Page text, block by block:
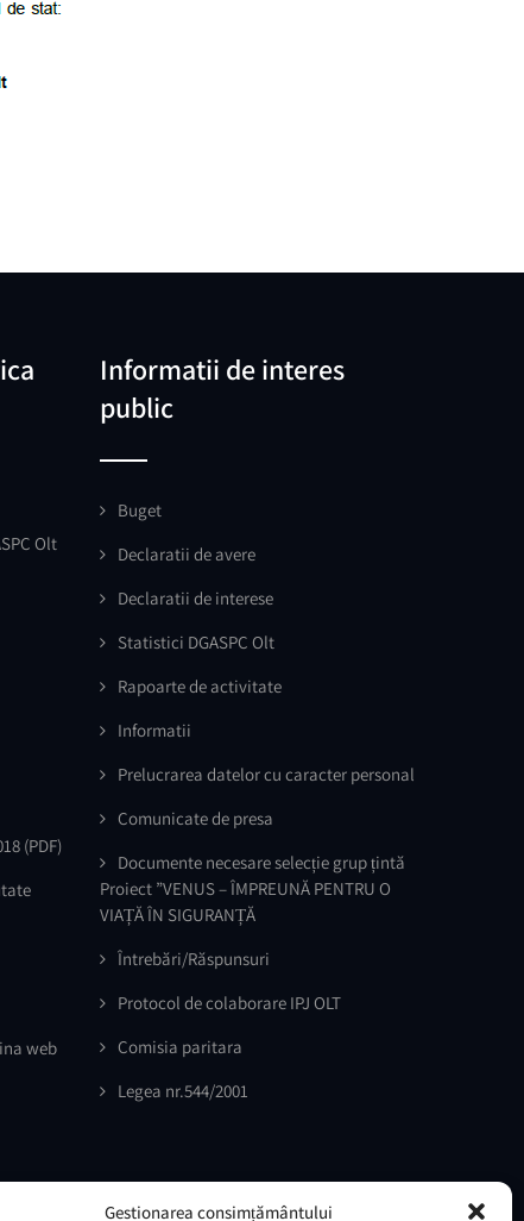
Gestionarea consimțământului
Olt
(PDF)
web
Informatii de interes
public
Buget
Declaratii de avere
Declaratii de interese
Statistici DGASPC Olt
Rapoarte de activitate
Informatii
Prelucrarea datelor cu caracter personal
Comunicate de presa
Documente necesare selecție grup țintă
Proiect ”VENUS – ÎMPREUNĂ PENTRU O
VIAȚĂ ÎN SIGURANȚĂ
Întrebări/Răspunsuri
Protocol de colaborare IPJ OLT
Comisia paritara
Legea nr.544/2001